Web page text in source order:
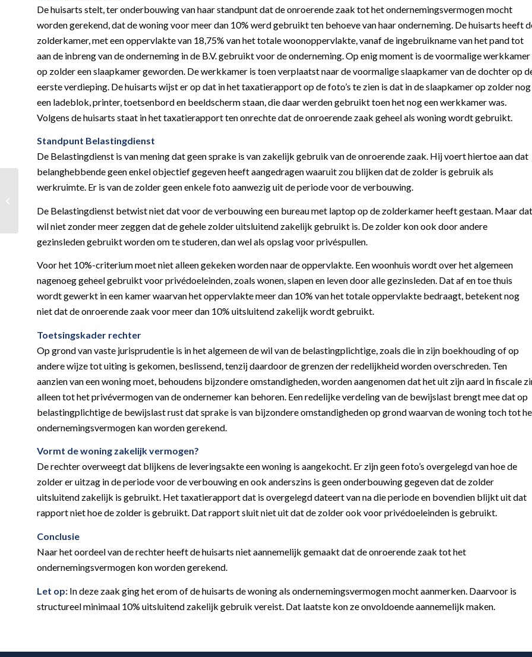
De huisarts stelt, ter onderbouwing van haar standpunt dat de onroerende zaak tot het ondernemingsvermogen mocht
worden gerekend, dat de woning voor meer dan 10% werd gebruikt ten behoeve van haar onderneming. De huisarts heeft
zolderkamer, met een oppervlakte van 18,75% van het totale woonoppervlakte, vanaf de ingebruikname van het pand tot
aan de inbreng van de onderneming in de B.V. gebruikt voor de onderneming. Op enig moment is de voormalige werkkamer
op zolder een slaapkamer geworden. De werkkamer is toen verplaatst naar de voormalige slaapkamer van de dochter op
eerste verdieping. De huisarts wijst er op dat in het taxatierapport op de foto’s te zien is dat in de slaapkamer op zolder nog
een ladeblok, printer, toetsenbord en beeldscherm staan, die daar werden gebruikt toen het nog een werkkamer was.
Volgens de huisarts staat in het taxatierapport ten onrechte dat de onroerende zaak geheel als woning wordt gebruikt.
Standpunt Belastingdienst
De Belastingdienst is van mening dat geen sprake is van zakelijk gebruik van de onroerende zaak. Hij voert hiertoe aan dat
belanghebbende geen enkel objectief gegeven heeft aangedragen waaruit zou blijken dat de zolder is gebruik als
werkruimte. Er is van de zolder geen enkele foto aanwezig uit de periode voor de verbouwing.
De Belastingdienst betwist niet dat voor de verbouwing een bureau met laptop op de zolderkamer heeft gestaan. Maar dat
wil niet zonder meer zeggen dat de gehele zolder uitsluitend zakelijk gebruikt is. De zolder kon ook door andere
gezinsleden gebruikt worden om te studeren, dan wel als opslag voor privéspullen.
Voor het 10%-criterium moet niet alleen gekeken worden naar de oppervlakte. Een woonhuis wordt over het algemeen
nagenoeg geheel gebruikt voor privédoeleinden, zoals wonen, slapen en leven door alle gezinsleden. Dat af en toe thuis
wordt gewerkt in een kamer waarvan het oppervlakte meer dan 10% van het totale oppervlakte bedraagt, betekent nog
niet dat de onroerende zaak voor meer dan 10% uitsluitend zakelijk wordt gebruikt.
Toetsingskader rechter
Op grond van vaste jurisprudentie is in het algemeen de wil van de belastingplichtige, zoals die in zijn boekhouding of op
andere wijze tot uiting is gekomen, beslissend, tenzij daardoor de grenzen der redelijkheid worden overschreden. Ten
aanzien van een woning moet, behoudens bijzondere omstandigheden, worden aangenomen dat het uit zijn aard in fiscale
alleen tot het privévermogen van de ondernemer kan behoren. Een redelijke verdeling van de bewijslast brengt mee dat op
belastingplichtige de bewijslast rust dat sprake is van bijzondere omstandigheden op grond waarvan de woning toch tot
ondernemingsvermogen kan worden gerekend.
Vormt de woning zakelijk vermogen?
De rechter overweegt dat blijkens de leveringsakte een woning is aangekocht. Er zijn geen foto’s overgelegd van hoe de
zolder er uitzag in de periode voor de verbouwing en ook anderszins is geen onderbouwing gegeven dat de zolder
uitsluitend zakelijk is gebruikt. Het taxatierapport dat is overgelegd dateert van na die periode en bovendien blijkt uit dat
rapport niet hoe de zolder is gebruikt. Dat rapport sluit niet uit dat de zolder ook voor privédoeleinden is gebruikt.
Conclusie
Naar het oordeel van de rechter heeft de huisarts niet aannemelijk gemaakt dat de onroerende zaak tot het
ondernemingsvermogen kon worden gerekend.
Let op: In deze zaak ging het erom of de huisarts de woning als ondernemingsvermogen mocht aanmerken. Daarvoor is
structureel minimaal 10% uitsluitend zakelijk gebruik vereist. Dat laatste kon ze onvoldoende aannemelijk maken.
per 1 juli 2025